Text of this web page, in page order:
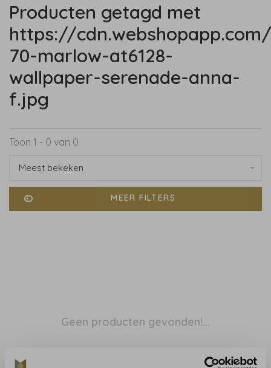
Producten getagd met
https://
70-marlow-at6128-
wallpaper-serenade-anna-
f.jpg
Toon 1 - 0 van 0
Meest bekeken
MEER FILTERS
Geen producten gevonden!...